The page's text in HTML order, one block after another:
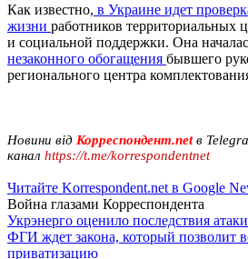
Как известно, в Украине идет
жизни работников территориальных
и социальной поддержки. Она
незаконного обогащения бывшего
регионального центра
Новини від Корреспондент.netв
канал https://t.me/korrespondentnet
Читайте Korrespondent.net в Google
Война глазами Корреспондента
Укрэнерго оценило последствия
ФГИ ждет закона, который позволит
приватизацию